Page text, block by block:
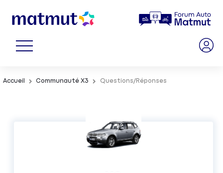
Accueil Communauté X3 Questions/Réponses